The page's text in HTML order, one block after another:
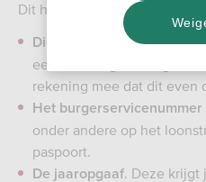
Dit heb je erbij nodig:
DigiD
. Heeft je kind nog
eerst aanvragen. Dit gaat
rekening mee dat dit even
Het burgerservicenummer
onder andere op het
paspoort.
De jaaropgaaf. Deze krijgt